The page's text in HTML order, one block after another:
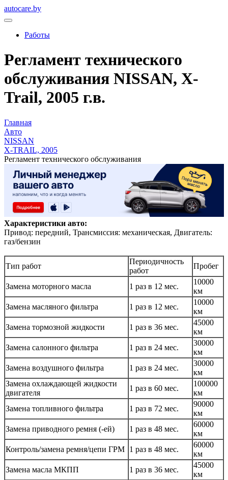
autocare.by
Работы
Регламент технического
обслуживания NISSAN, X-
Trail, 2005 г.в.
Главная
Авто
NISSAN
X-TRAIL, 2005
Регламент технического обслуживания
Характеристики авто:
Привод: передний, Трансмиссия: механическая, Двигатель:
газ/бензин
Тип работ
Периодичность
работ
Пробег
Замена моторного масла 1 раз в 12 мес.
10000
км
Замена масляного фильтра
1 раз в 12 мес.
10000
км
Замена тормозной жидкости
1 раз в 36 мес.
45000
км
Замена салонного фильтра
1 раз в 24 мес.
30000
км
Замена воздушного фильтра
1 раз в 24 мес.
30000
км
Замена охлаждающей жидкости
двигателя
1 раз в 60 мес.
100000
км
Замена топливного фильтра
1 раз в 72 мес.
90000
км
Замена приводного ремня (-ей)
1 раз в 48 мес.
60000
км
Контроль/замена ремня/цепи ГРМ 1 раз в 48 мес.
60000
км
Замена масла МКПП
1 раз в 36 мес.
45000
км